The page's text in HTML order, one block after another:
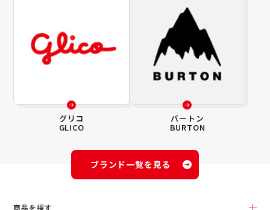
グリコ
GLICO
バートン
BURTON
ブランド一覧を見る
商品を探す